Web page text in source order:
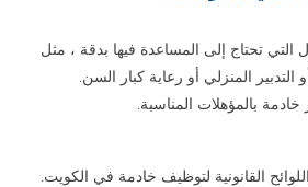
التي تحتاج إلى المساعدة فيها بدقة ، مثل
التدبير المنزلي أو رعاية كبار السن.
بالمؤهلات المناسبة.
القانونية لتوظيف خادمة في الكويت.